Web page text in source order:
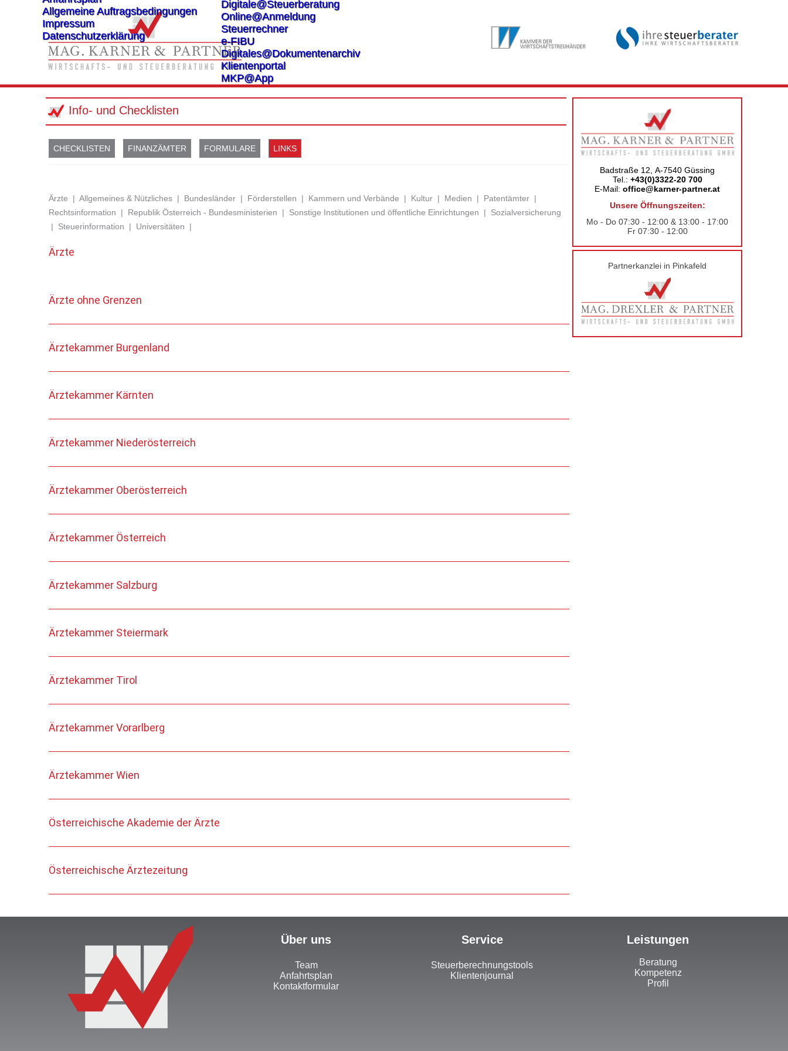
Allgemeine Auftragsbedingungen
Impressum
Datenschutzerklärung
Digitale@Steuerberatung
Online@Anmeldung
Steuerrechner
e-FIBU
Digitales@Dokumentenarchiv
Klientenportal
MKP@App
Info- und Checklisten
CHECKLISTEN FINANZÄMTER FORMULARE LINKS
Ärzte | Allgemeines & Nützliches | Bundesländer | Förderstellen | Kammern und Verbände | Kultur | Medien | Patentämter |
Rechtsinformation | Republik Österreich - Bundesministerien | Sonstige Institutionen und öffentliche Einrichtungen | Sozialversicherung
| Steuerinformation | Universitäten |
Ärzte
Ärzte ohne Grenzen
Ärztekammer Burgenland
Ärztekammer Kärnten
Ärztekammer Niederösterreich
Ärztekammer Oberösterreich
Ärztekammer Österreich
Ärztekammer Salzburg
Ärztekammer Steiermark
Ärztekammer Tirol
Ärztekammer Vorarlberg
Ärztekammer Wien
Österreichische Akademie der Ärzte
Österreichische Ärztezeitung
Badstraße 12, A-7540 Güssing
Tel.: +43(0)3322-20 700
E-Mail: office@karner-partner.at
Unsere Öffnungszeiten:
Mo - Do 07:30 - 12:00 & 13:00 - 17:00
Fr 07:30 - 12:00
Partnerkanzlei in Pinkafeld
Über uns
Team
Anfahrtsplan
Kontaktformular
Service
Steuerberechnungstools
Klientenjournal
Leistungen
Beratung
Kompetenz
Profil